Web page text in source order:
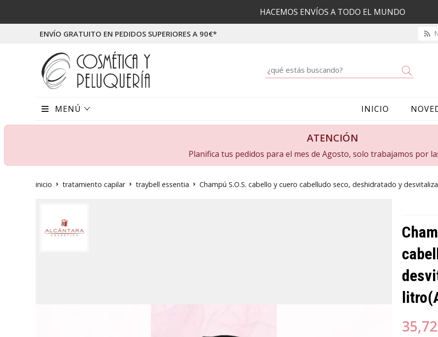
HACEMOS ENVÍOS A TODO EL MUNDO
ENVÍO GRATUITO EN PEDIDOS SUPERIORES A 90€*
MENÚ INICIO
ATENCIÓN
Planifica tus pedidos para el mes de Agosto, solo trabajamos por
inicio tratamiento capilar traybell essentia Champú S.O.S. cabello y cuero cabelludo seco, deshidratado y
litro
35,72